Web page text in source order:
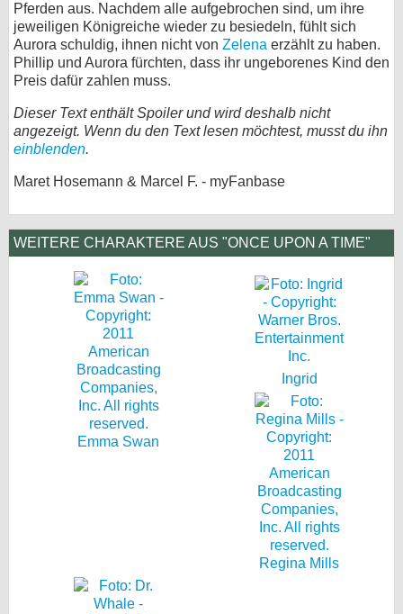
Pferden aus. Nachdem alle aufgebrochen sind, um ihre
jeweiligen Königreiche wieder zu besiedeln, fühlt sich
Aurora schuldig, ihnen nicht von Zelena erzählt zu haben.
Phillip und Aurora fürchten, dass ihr ungeborenes Kind den
Preis dafür zahlen muss.
Dieser Text enthält Spoiler und wird deshalb nicht
angezeigt. Wenn du den Text lesen möchtest, musst du ihn
einblenden.
Maret Hosemann & Marcel F. - myFanbase
WEITERE CHARAKTERE AUS "ONCE UPON A TIME"
Emma Swan
Ingrid
Regina Mills